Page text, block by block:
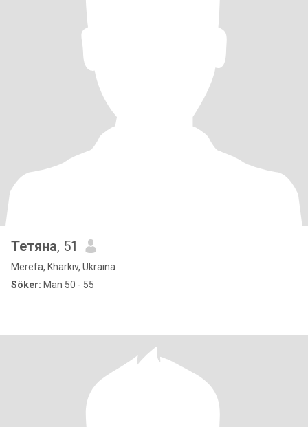
Тетяна, 51
Merefa, Kharkiv, Ukraina
Söker: Man 50 - 55